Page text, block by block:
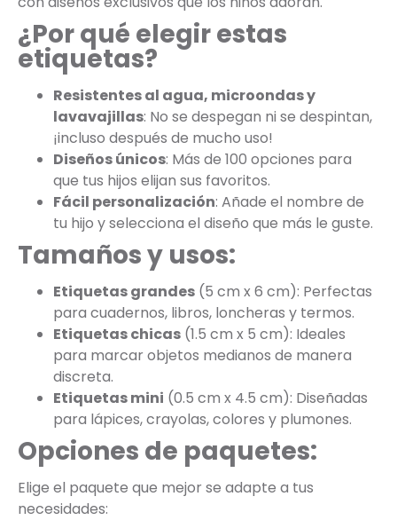
¿Por qué elegir estas
etiquetas?
Resistentes al agua, microondas y
lavavajillas: No se despegan ni se despintan,
¡incluso después de mucho uso!
Diseños únicos: Más de 100 opciones para
que tus hijos elijan sus favoritos.
Fácil personalización: Añade el nombre de
tu hijo y selecciona el diseño que más le guste.
Tamaños y usos:
Etiquetas grandes (5 cm x 6 cm): Perfectas
para cuadernos, libros, loncheras y termos.
Etiquetas chicas (1.5 cm x 5 cm): Ideales
para marcar objetos medianos de manera
discreta.
Etiquetas mini (0.5 cm x 4.5 cm): Diseñadas
para lápices, crayolas, colores y plumones.
Opciones de paquetes:
Elige el paquete que mejor se adapte a tus
necesidades: